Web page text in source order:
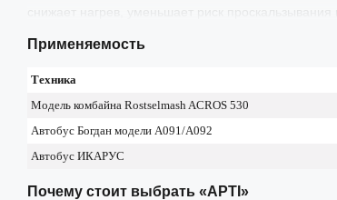
снижает нагрев, уменьшает риск проскальзывания
Применяемость
Техника
Модель комбайна Rostselmash ACROS 530
Автобус Богдан модели А091/А092
Автобус ИКАРУС
Почему стоит выбрать «АРТІ»